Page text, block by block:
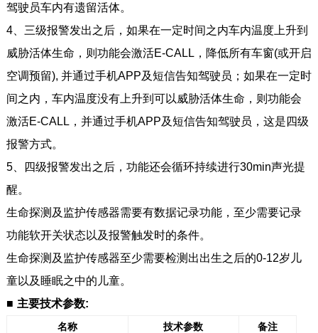
驾驶员车内有遗留活体。
4、三级报警发出之后，如果在一定时间之内车内温度上升到
威胁活体生命，则功能会激活E-CALL，降低所有车窗(或开启
空调预留), 并通过手机APP及短信告知驾驶员；如果在一定时
间之内，车内温度没有上升到可以威胁活体生命，则功能会
激活E-CALL，并通过手机APP及短信告知驾驶员，这是四级
报警方式。
5、四级报警发出之后，功能还会循环持续进行30min声光提
醒。
生命探测及监护传感器需要有数据记录功能，至少需要记录
功能软开关状态以及报警触发时的条件。
生命探测及监护传感器至少需要检测出出生之后的0-12岁儿
童以及睡眠之中的儿童。
■ 主要技术参数:
名称 技术参数
备注